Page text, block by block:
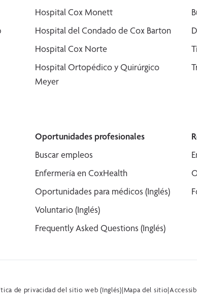
Hospital Cox Monett
Hospital del Condado de Cox Barton
Hospital Cox Norte
Hospital Ortopédico y Quirúrgico
Meyer
Oportunidades profesionales
Buscar empleos
Enfermería en CoxHealth
Oportunidades para médicos (Inglés)
Voluntario (Inglés)
Frequently Asked Questions (Inglés)
de privacidad del sitio web (Inglés)|Mapa del sitio|